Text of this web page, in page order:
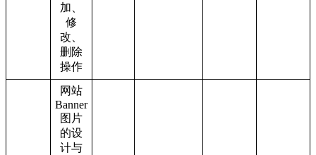
加、
修
改、
删除
操作
网站
Banner
图片
的设
计与